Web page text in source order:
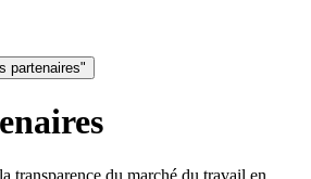
partenaires"
transparence du marché du travail en